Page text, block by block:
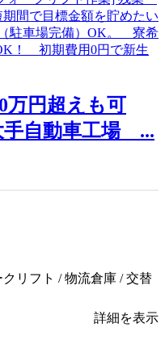
万円超えも可
手自動車工場 ...
リフト / 物流倉庫 / 交替
詳細を表示